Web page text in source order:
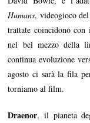
Humans, videogioco
trattate coincidono
nel bel mezzo della
continua evoluzione
agosto ci sarà la fila
torniamo al film.
Draenor, il pianeta